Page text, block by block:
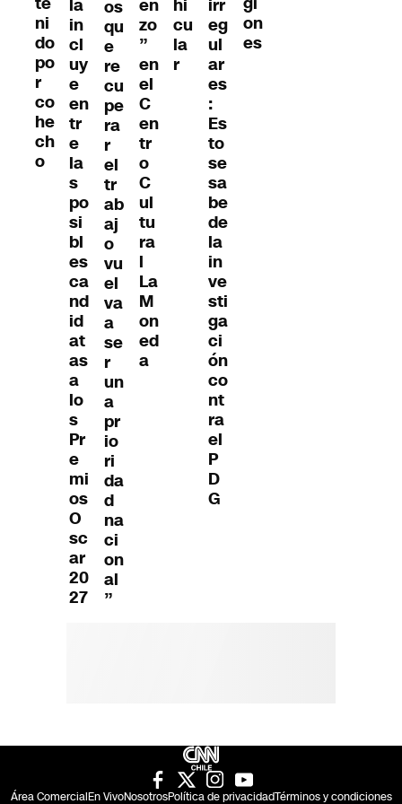
ni
do
po
r
co
he
ch
o
la
in
cl
uy
e
en
tr
e
la
s
po
si
bl
es
ca
nd
id
at
as
a
lo
s
Pr
e
mi
os
O
sc
ar
20
27
os
qu
e
re
cu
pe
ra
r
el
tr
ab
aj
o
vu
el
va
a
se
r
un
a
pr
io
ri
da
d
na
ci
on
al
”
en
zo
”
en
el
C
en
tr
o
C
ul
tu
ra
l
La
M
on
ed
a
hi
cu
la
r
irr
eg
ul
ar
es
:
Es
to
se
sa
be
de
la
in
ve
sti
ga
ci
ón
co
nt
ra
el
P
D
G
on
es
Área ComercialEn VivoNosotrosPolítica de privacidadTérminos y condiciones